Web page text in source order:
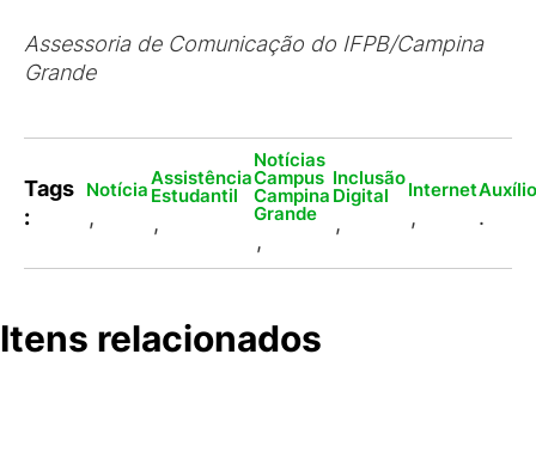
Assessoria de Comunicação do IFPB/Campina
Grande
Tags
:
Notícia
,
Assistência
Estudantil
,
Notícias
Campus
Campina
Grande
,
Inclusão
Digital
,
Internet
, .
Itens relacionados